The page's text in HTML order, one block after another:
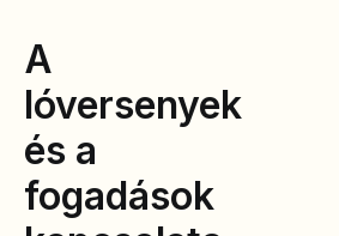
A
lóversenyek
és a
fogadások